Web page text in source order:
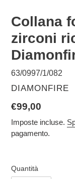
Collana
zirconi
63/0997/1/082
VENDITORE
DIAMONFIRE
Prezzo
di
listino
€99,00
Imposte incluse.
pagamento.
Quantità